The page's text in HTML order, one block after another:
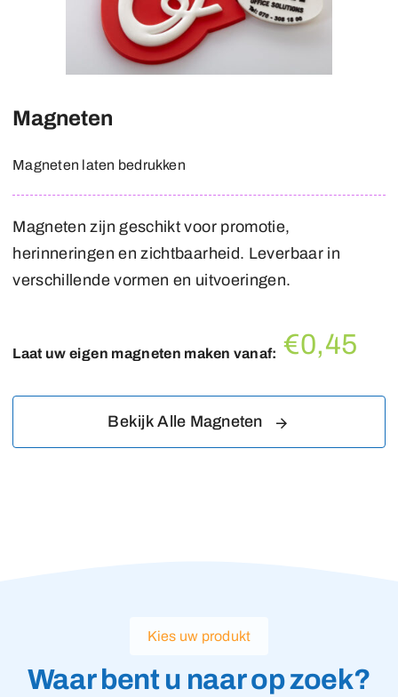
Magneten
Magneten laten bedrukken
Magneten zijn geschikt voor promotie,
herinneringen en zichtbaarheid. Leverbaar in
verschillende vormen en uitvoeringen.
Laat uw eigen magneten maken vanaf: €0,45
Bekijk Alle Magneten
Kies uw produkt
Waar bent u naar op zoek?